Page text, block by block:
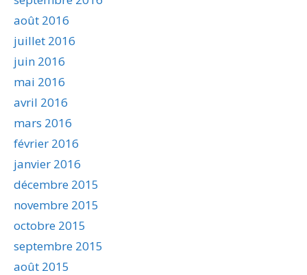
août 2016
juillet 2016
juin 2016
mai 2016
avril 2016
mars 2016
février 2016
janvier 2016
décembre 2015
novembre 2015
octobre 2015
septembre 2015
août 2015